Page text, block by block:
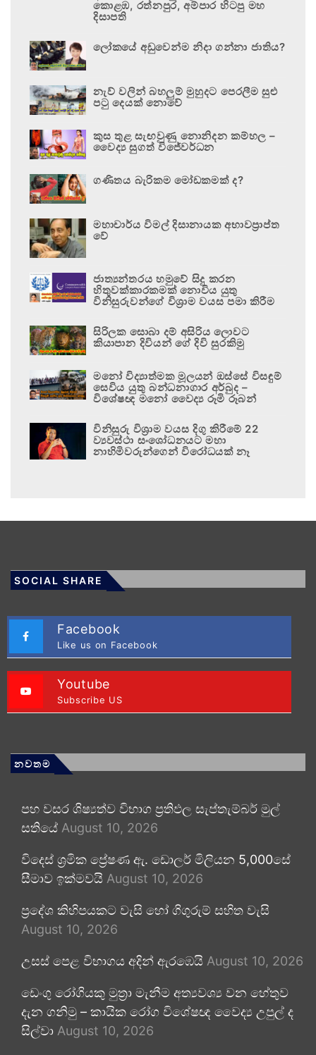
කොළඹ, රත්නපුර, අම්පාර හිටපු මහ
දිසාපති
ලෝකයේ අඩුවෙන්ම නිදා ගන්නා ජාතිය?
නැව් වලින් බහලුම් මුහුදට පෙරලීම සුළු
පටු දෙයක් නොවේ
කුස තුළ සැඟවුණු නොනිදන කම්හල –
වෛද්‍ය සුගත් විජේවර්ධන
ගණිතය බැරිකම මෝඩකමක් ද?
මහාචාර්ය විමල් දිසානායක අභාවප්‍රාප්ත
වේ
ජාත්‍යන්තරය හමුවේ සිදු කරන
හිතුවක්කාරකමක් නොවිය යුතු
විනිසුරුවන්ගේ විශ්‍රාම වයස පමා කිරීම
සිරිලක සොබා දම් අසිරිය ලොවට
කියාපාන දිවියන් ගේ දිවි සුරකිමු
මනෝ විද්‍යාත්මක මූලයන් ඔස්සේ විසඳුම්
සෙවිය යුතු බන්ධනාගාර අර්බුද –
විශේෂඥ මනෝ වෛද්‍ය රූමි රූබන්
විනිසුරු විශ්‍රාම වයස දිගු කිරීමේ 22
ව්‍යවස්ථා සංශෝධනයට මහා
නාහිමිවරුන්ගෙන් විරෝධයක් නෑ
SOCIAL SHARE
Facebook
Like us on Facebook
Youtube
Subscribe US
නවතම
පහ වසර ශිෂ්‍යත්ව විභාග ප්‍රතිඵල සැප්තැම්බර් මුල්
සතියේ August 10, 2026
විදෙස් ශ්‍රමික ප්‍රේෂණ ඇ. ඩොලර් මිලියන 5,000සේ
සීමාව ඉක්මවයි August 10, 2026
ප්‍රදේශ කිහිපයකට වැසි හෝ ගිගුරුම් සහිත වැසි
August 10, 2026
උසස් පෙළ විභාගය අදින් ඇරඹෙයි August 10, 2026
ඩෙංගු රෝගියකු ⁣මුත්‍රා මැනීම අත්‍යවශ්‍ය වන හේතුව
දැන ගනිමු – කායික රෝග විශේෂඥ වෛද්‍ය උපුල් ද
සිල්වා August 10, 2026